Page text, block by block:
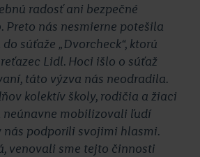
radosť ani bezpečné
Preto nás nesmierne potešila
súťaže „Dvorcheck“, ktorú
Lidl. Hoci išlo o súťaž
táto výzva nás neodradila.
kolektív školy, rodičia a žiaci
mobilizovali ľudí
nás podporili svojimi hlasmi.
venovali sme tejto činnosti